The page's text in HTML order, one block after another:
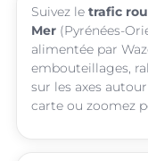
Suivez le trafic
Mer (Pyrénées-
alimentée par
embouteillages,
sur les axes
carte ou zoomez